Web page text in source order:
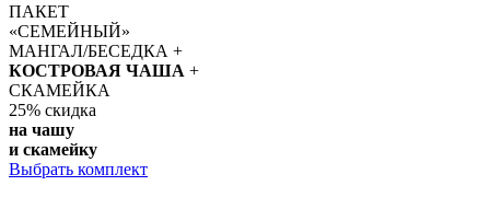
ПАКЕТ
«СЕМЕЙНЫЙ»
МАНГАЛ/БЕСЕДКА +
КОСТРОВАЯ ЧАША +
СКАМЕЙКА
25% скидка
на чашу
и скамейку
Выбрать комплект